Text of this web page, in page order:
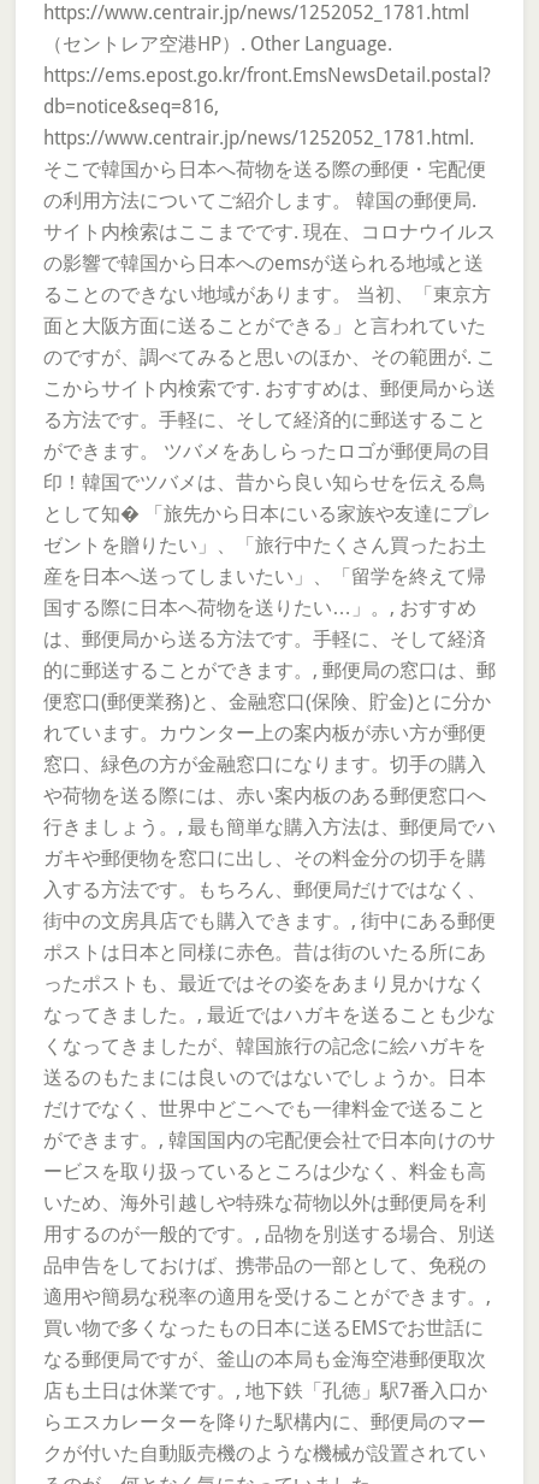
https://www.centrair.jp/news/1252052_1781.html
（セントレア空港HP）. Other Language.
https://ems.epost.go.kr/front.EmsNewsDetail.postal?
db=notice&seq=816,
https://www.centrair.jp/news/1252052_1781.html.
そこで韓国から日本へ荷物を送る際の郵便・宅配便
の利用方法についてご紹介します。 韓国の郵便局.
サイト内検索はここまでです. 現在、コロナウイルス
の影響で韓国から日本へのemsが送られる地域と送
ることのできない地域があります。 当初、「東京方
面と大阪方面に送ることができる」と言われていた
のですが、調べてみると思いのほか、その範囲が. こ
こからサイト内検索です. おすすめは、郵便局から送
る方法です。手軽に、そして経済的に郵送すること
ができます。 ツバメをあしらったロゴが郵便局の目
印！韓国でツバメは、昔から良い知らせを伝える鳥
として知� 「旅先から日本にいる家族や友達にプレ
ゼントを贈りたい」、「旅行中たくさん買ったお土
産を日本へ送ってしまいたい」、「留学を終えて帰
国する際に日本へ荷物を送りたい…」。, おすすめ
は、郵便局から送る方法です。手軽に、そして経済
的に郵送することができます。, 郵便局の窓口は、郵
便窓口(郵便業務)と、金融窓口(保険、貯金)とに分か
れています。カウンター上の案内板が赤い方が郵便
窓口、緑色の方が金融窓口になります。切手の購入
や荷物を送る際には、赤い案内板のある郵便窓口へ
行きましょう。, 最も簡単な購入方法は、郵便局でハ
ガキや郵便物を窓口に出し、その料金分の切手を購
入する方法です。もちろん、郵便局だけではなく、
街中の文房具店でも購入できます。, 街中にある郵便
ポストは日本と同様に赤色。昔は街のいたる所にあ
ったポストも、最近ではその姿をあまり見かけなく
なってきました。, 最近ではハガキを送ることも少な
くなってきましたが、韓国旅行の記念に絵ハガキを
送るのもたまには良いのではないでしょうか。日本
だけでなく、世界中どこへでも一律料金で送ること
ができます。, 韓国国内の宅配便会社で日本向けのサ
ービスを取り扱っているところは少なく、料金も高
いため、海外引越しや特殊な荷物以外は郵便局を利
用するのが一般的です。, 品物を別送する場合、別送
品申告をしておけば、携帯品の一部として、免税の
適用や簡易な税率の適用を受けることができます。,
買い物で多くなったもの日本に送るEMSでお世話に
なる郵便局ですが、釜山の本局も金海空港郵便取次
店も土日は休業です。, 地下鉄「孔徳」駅7番入口か
らエスカレーターを降りた駅構内に、郵便局のマー
クが付いた自動販売機のような機械が設置されてい